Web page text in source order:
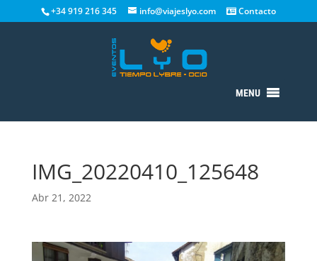
+34 919 216 345 info@viajeslyo.com Contacto
MENU
IMG_20220410_125648
Abr 21, 2022